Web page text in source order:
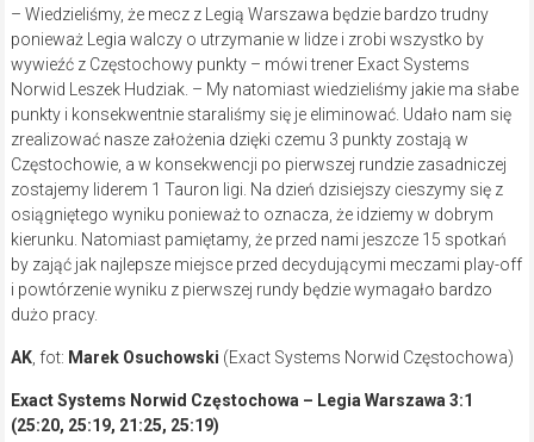
– Wiedzieliśmy, że mecz z Legią Warszawa będzie bardzo trudny
ponieważ Legia walczy o utrzymanie w lidze i zrobi wszystko by
wywieźć z Częstochowy punkty – mówi trener Exact Systems
Norwid Leszek Hudziak. – My natomiast wiedzieliśmy jakie ma słabe
punkty i konsekwentnie staraliśmy się je eliminować. Udało nam się
zrealizować nasze założenia dzięki czemu 3 punkty zostają w
Częstochowie, a w konsekwencji po pierwszej rundzie zasadniczej
zostajemy liderem 1 Tauron ligi. Na dzień dzisiejszy cieszymy się z
osiągniętego wyniku ponieważ to oznacza, że idziemy w dobrym
kierunku. Natomiast pamiętamy, że przed nami jeszcze 15 spotkań
by zająć jak najlepsze miejsce przed decydującymi meczami play-off
i powtórzenie wyniku z pierwszej rundy będzie wymagało bardzo
dużo pracy.
AK, fot: Marek Osuchowski (Exact Systems Norwid Częstochowa)
Exact Systems Norwid Częstochowa – Legia Warszawa 3:1
(25:20, 25:19, 21:25, 25:19)